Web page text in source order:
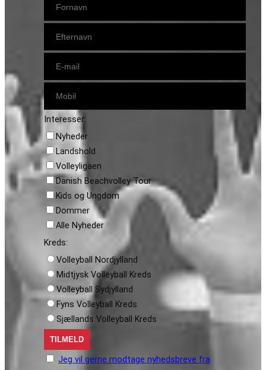
Interesser:
Nyheder
Landshold
Volleyligaen
Danish Beachvolley Tour
Kids og Ungdom
Dommer
Alle Nyheder
Kreds:
Volleyball Nordjylland
Midtjysk Volleyball Kreds
Volleyball Sydjylland
Fyns Volleyball Kreds
Sjællands Volleyball Kreds
Jeg vil gerne modtage nyhedsbreve fra